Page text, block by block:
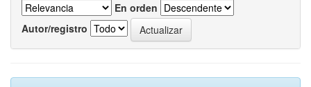
En orden
Autor/registro